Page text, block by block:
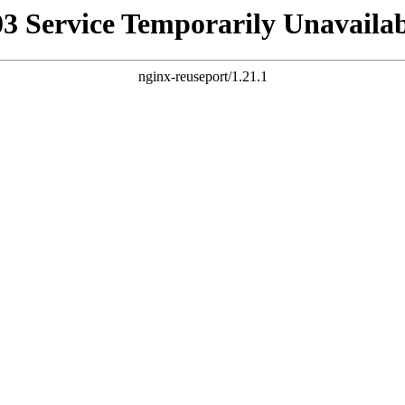
Service Temporarily
nginx-reuseport/1.21.1